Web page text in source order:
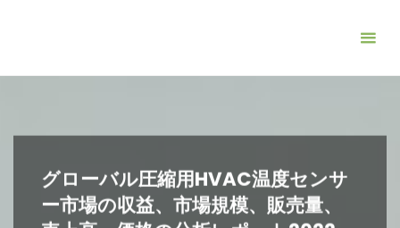
グローバル圧縮用HVAC温度センサ
ー市場の収益、市場規模、販売量、